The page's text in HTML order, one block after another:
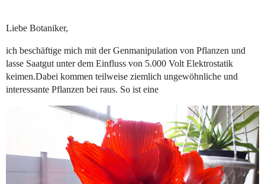
Liebe Botaniker,
ich beschäftige mich mit der Genmanipulation von Pflanzen und
lasse Saatgut unter dem Einfluss von 5.000 Volt Elektrostatik
keimen.Dabei kommen teilweise ziemlich ungewöhnliche und
interessante Pflanzen bei raus. So ist eine